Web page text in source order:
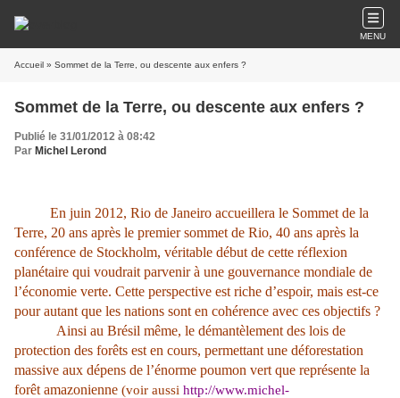
MENU
Accueil » Sommet de la Terre, ou descente aux enfers ?
Sommet de la Terre, ou descente aux enfers ?
Publié le 31/01/2012 à 08:42
Par Michel Lerond
En juin 2012, Rio de Janeiro accueillera le Sommet de la
Terre, 20 ans après le premier sommet de Rio, 40 ans après la
conférence de Stockholm, véritable début de cette réflexion
planétaire qui voudrait parvenir à une gouvernance mondiale de
l’économie verte. Cette perspective est riche d’espoir, mais est-ce
pour autant que les nations sont en cohérence avec ces objectifs ?
Ainsi au Brésil même, le démantèlement des lois de
protection des forêts est en cours, permettant une déforestation
massive aux dépens de l’énorme poumon vert que représente la
forêt amazonienne (voir aussi http://www.michel-